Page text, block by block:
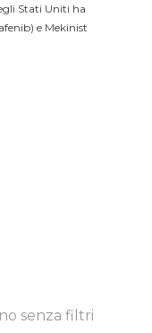
Stati Uniti ha
e Mekinist
senza filtri